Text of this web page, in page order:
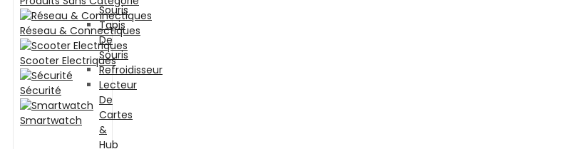
Souris
Tapis
De
Souris
Refroidisseur
Lecteur
De
Cartes
&
Hub
Réseau & Connectiques
Scooter Electriques
Sécurité
Smartwatch